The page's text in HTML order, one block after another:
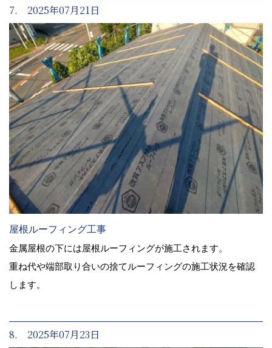
7. 2025年07月21日
屋根ルーフィング工事
金属屋根の下には屋根ルーフィングが施工されます。
重ね代や端部取り合いの捨てルーフィングの施工状況を確認
します。
8. 2025年07月23日